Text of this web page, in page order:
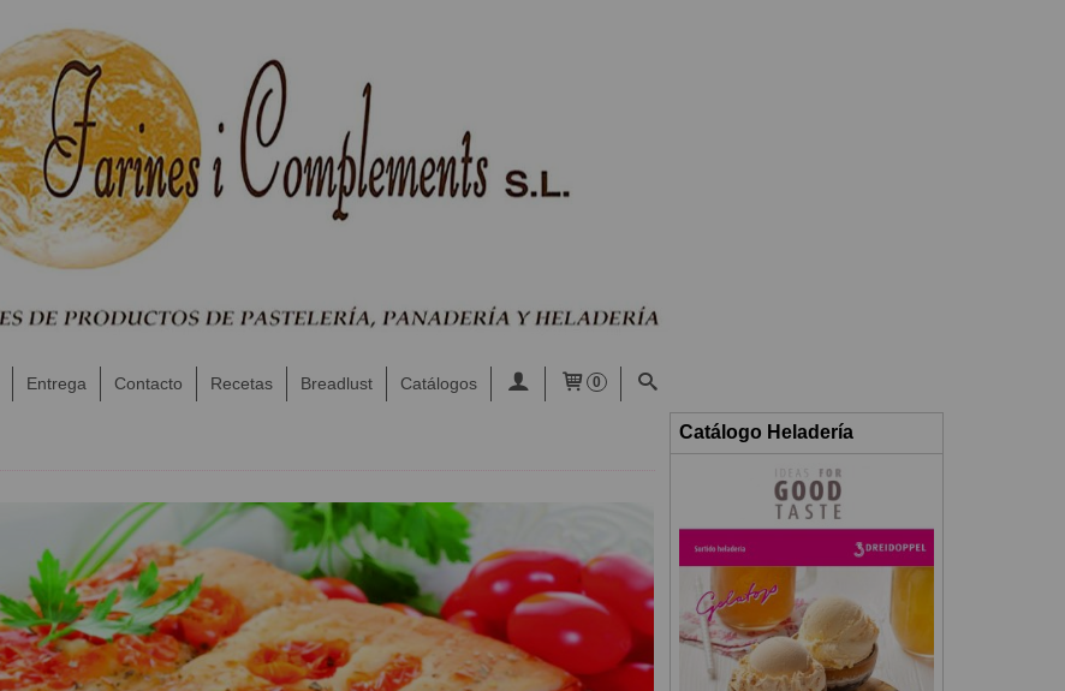
Entrega Contacto Recetas Breadlust Catálogos 0
Catálogo Heladería